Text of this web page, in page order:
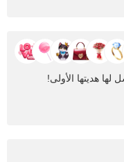
لها هديتها الأولى!